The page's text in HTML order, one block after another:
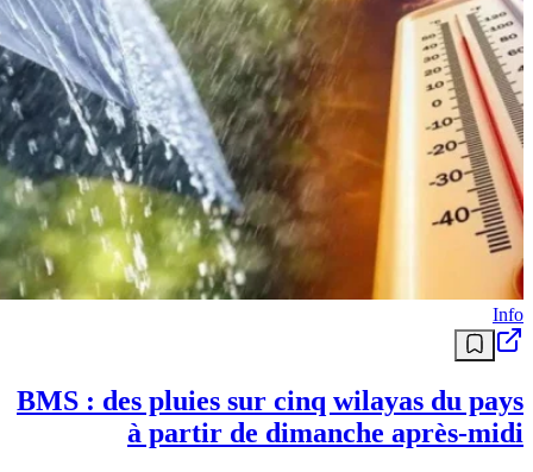
Info
BMS : des pluies sur cinq wilayas du pays
à partir de dimanche après-midi